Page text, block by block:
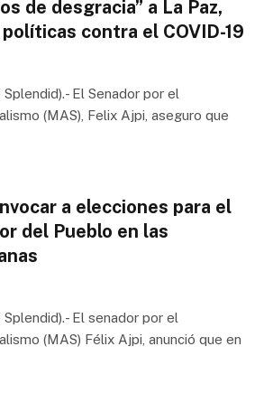
de desgracia” a La Paz,
contra el COVID-19
Splendid).- El Senador por el
(MAS), Felix Ajpi, aseguro que
a elecciones para el
del Pueblo en las
Splendid).- El senador por el
(MAS) Félix Ajpi, anunció que en